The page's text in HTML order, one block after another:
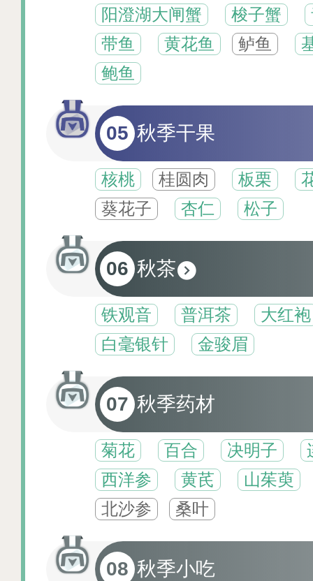
阳澄湖大闸蟹 梭子蟹
带鱼
黄花鱼 鲈鱼
鲍鱼
05 秋季干果
核桃 桂圆肉 板栗
葵花子
杏仁 松子
06 秋茶
铁观音 普洱茶
大红袍
白毫银针
金骏眉
07 秋季药材
菊花 百合 决明子
西洋参
黄芪
山茱萸
北沙参
桑叶
08 秋季小吃